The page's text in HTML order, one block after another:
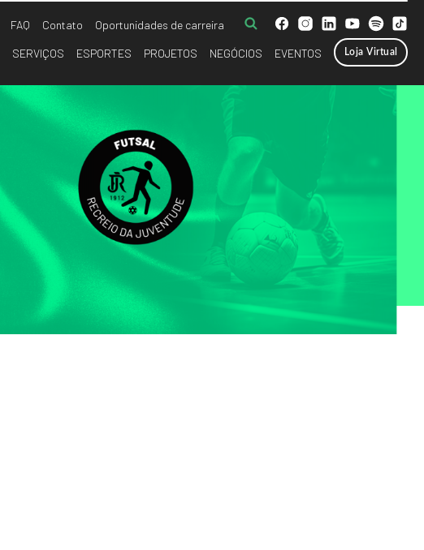
SERVIÇOS ESPORTES PROJETOS NEGÓCIOS EVENTOS Loja Virtual
FAQ Contato Oportunidades de carreira